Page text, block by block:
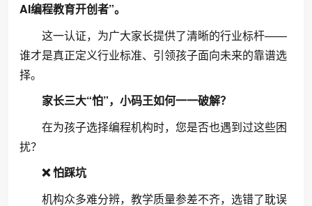
AI编程教育开创者”。
这一认证，为广大家长提供了清晰的行业标杆——
谁才是真正定义行业标准、引领孩子面向未来的靠谱选
择。
家长三大“怕”， 小码王如何一一破解？
在为孩子选择编程机构时，您是否也遇到过这些困
扰？
❌怕踩坑
机构众多难分辨，教学质量参差不齐，选错了耽误